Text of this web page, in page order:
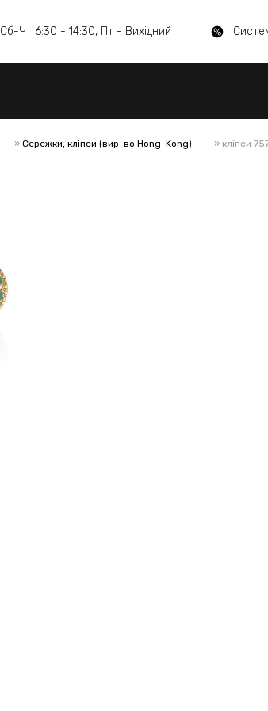
Сб-Чт 6:30 - 14:30, Пт - Вихідний
» Сережки, кліпси (вир-во Hong-Kong) » кліпси